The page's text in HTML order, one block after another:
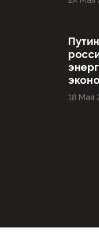
18 Мая